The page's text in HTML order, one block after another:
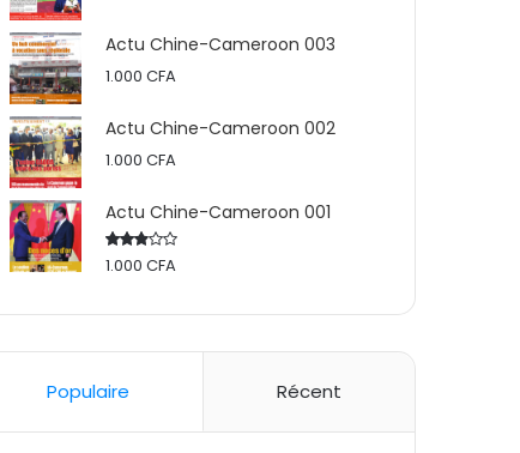
Actu Chine-Cameroon 003
1.000CFA
Actu Chine-Cameroon 002
1.000CFA
Actu Chine-Cameroon 001
Rated
1.000CFA
Populaire Récent